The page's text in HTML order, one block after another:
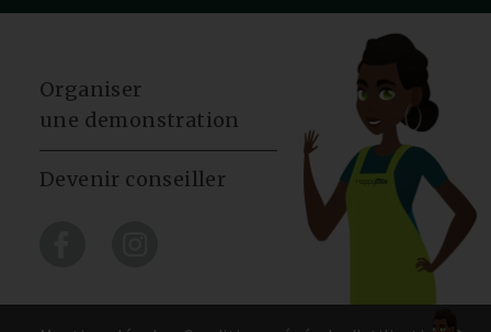
Organiser
une demonstration
Devenir conseiller